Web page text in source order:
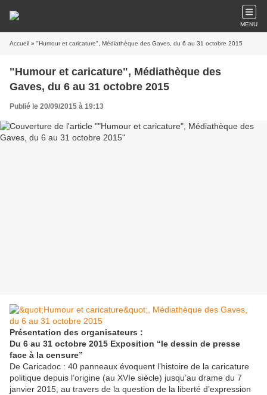
MENU
Accueil » "Humour et caricature", Médiathèque des Gaves, du 6 au 31 octobre 2015
"Humour et caricature", Médiathèque des
Gaves, du 6 au 31 octobre 2015
Publié le 20/09/2015 à 19:13
Présentation des organisateurs :
Du 6 au 31 octobre 2015 Exposition “le dessin de presse
face à la censure”
De Caricadoc : 40 panneaux évoquent l’histoire de la caricature
politique depuis l’origine (au XVIe siècle) jusqu’au drame du 7
janvier 2015, au travers de la question de la liberté d’expression